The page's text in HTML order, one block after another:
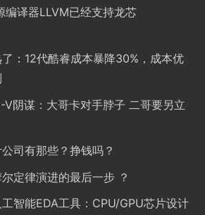
编译器LLVM已经支持龙芯
：12代酷睿成本暴降30%，成本优
V阴谋：大哥卡对手脖子 二哥要另立
司有那些？挣钱吗？
定律演进的最后一步 ？
智能EDA工具：CPU/GPU芯片设计